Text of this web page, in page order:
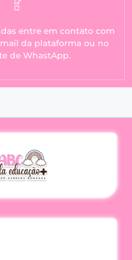
entre em contato com
da plataforma ou no
de WhastApp.